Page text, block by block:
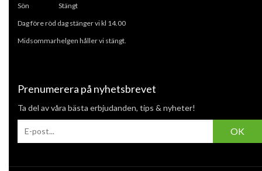
Sön Stängt
Dag före röd dag stänger vi kl 14.00
Midsommarhelgen håller vi stängt.
Prenumerera på nyhetsbrevet
Ta del av våra bästa erbjudanden, tips & nyheter!
OK